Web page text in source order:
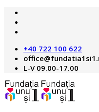
+40 722 100 622
L-V 09.00-17.00